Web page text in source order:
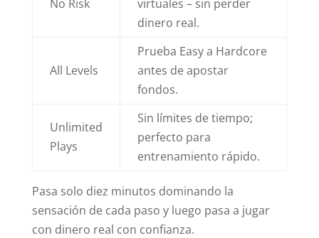
No Risk
virtuales – sin perder
dinero real.
All Levels
Prueba Easy a Hardcore
antes de apostar
fondos.
Unlimited
Plays
Sin límites de tiempo;
perfecto para
entrenamiento rápido.
Pasa solo diez minutos dominando la
sensación de cada paso y luego pasa a jugar
con dinero real con confianza.